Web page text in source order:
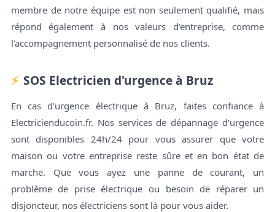
membre de notre équipe est non seulement qualifié, mais
répond également à nos valeurs d’entreprise, comme
l'accompagnement personnalisé de nos clients.
SOS Electricien d'urgence à Bruz
En cas d'urgence électrique à Bruz, faites confiance à
Electricienducoin.fr. Nos services de dépannage d'urgence
sont disponibles 24h/24 pour vous assurer que votre
maison ou votre entreprise reste sûre et en bon état de
marche. Que vous ayez une panne de courant, un
problème de prise électrique ou besoin de réparer un
disjoncteur, nos électriciens sont là pour vous aider.